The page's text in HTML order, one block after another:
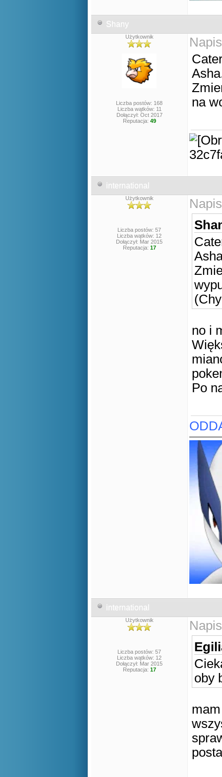
Shany
Użytkownik
Liczba postów: 168
Liczba wątków: 11
Dołączył: Oct 2017
Reputacja: 49
na
international
Użytkownik
Liczba postów: 57
Liczba wątków: 12
Dołączył: Mar 2015
Reputacja: 17
no i
Po
international
Użytkownik
Liczba postów: 57
Liczba wątków: 12
Dołączył: Mar 2015
Reputacja: 17
oby